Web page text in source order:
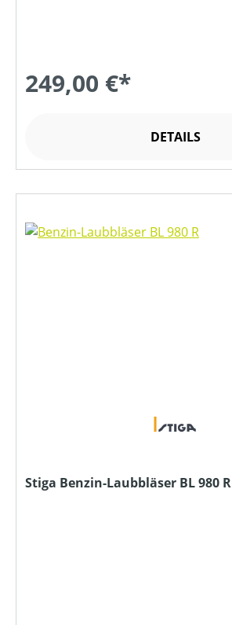
249,00 €*
DETAILS
Stiga Benzin-Laubbläser BL 980 R